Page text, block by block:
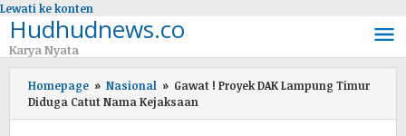
Lewati ke konten
Hudhudnews.co
Karya Nyata
Homepage » Nasional » Gawat ! Proyek DAK Lampung Timur
Diduga Catut Nama Kejaksaan